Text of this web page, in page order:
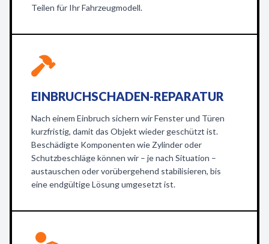
Teilen für Ihr Fahrzeugmodell.
EINBRUCHSCHADEN-REPARATUR
Nach einem Einbruch sichern wir Fenster und Türen
kurzfristig, damit das Objekt wieder geschützt ist.
Beschädigte Komponenten wie Zylinder oder
Schutzbeschläge können wir – je nach Situation –
austauschen oder vorübergehend stabilisieren, bis
eine endgültige Lösung umgesetzt ist.